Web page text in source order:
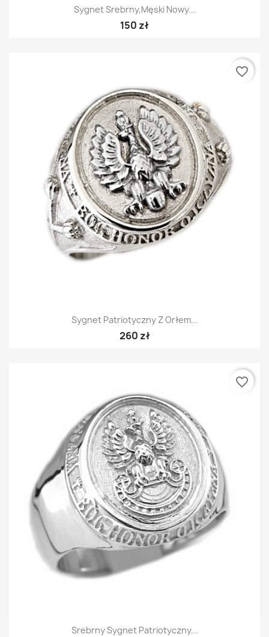
Sygnet Srebrny,męski Nowy...
150 zł
Sygnet Patriotyczny Z Orłem...
260 zł
favorite_border
Srebrny Sygnet Patriotyczny...
favorite_border